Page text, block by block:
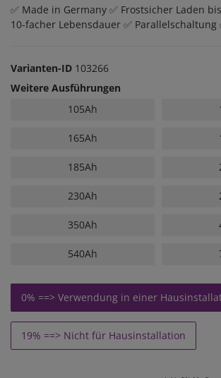
✅ Made in Germany ✅ Frostsicher Laden
10-facher Lebensdauer ✅ Parallelschaltung
Varianten-ID 103266
Weitere Ausführungen
105Ah
165Ah
185Ah
230Ah
350Ah
540Ah
0% ==> Verwendung in einer
19% ==> Nicht für Hausinstallation